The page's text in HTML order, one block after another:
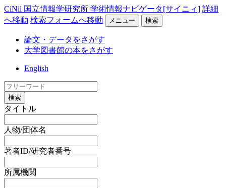
CiNii 国立情報学研究所 学術情報ナビゲータ[サイニィ] 詳細
へ移動 検索フォームへ移動 メニュー 検索
論文・データをさがす
大学図書館の本をさがす
English
検索
タイトル
人物/団体名
著者ID/研究者番号
所属機関